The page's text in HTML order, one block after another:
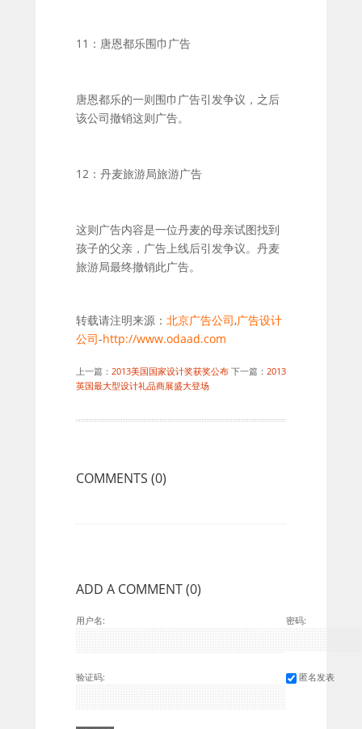
11：唐恩都乐围巾广告
唐恩都乐的一则围巾广告引发争议，之后
该公司撤销这则广告。
12：丹麦旅游局旅游广告
这则广告内容是一位丹麦的母亲试图找到
孩子的父亲，广告上线后引发争议。丹麦
旅游局最终撤销此广告。
转载请注明来源： 北京广告公司,广告设计
公司-http://www.odaad.com
上一篇： 2013美国国家设计奖获奖公布 下一篇： 2013
英国最大型设计礼品商展盛大登场
COMMENTS (0)
ADD A COMMENT(0)
用户名: 密码:
验证码: 匿名发表